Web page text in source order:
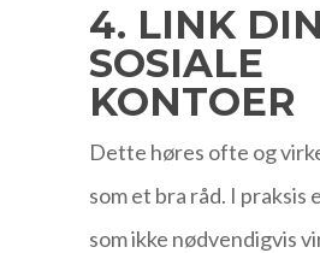
4. LINK
SOSIALE
KONTOER
Dette høres ofte og
som et bra råd. I praksis
som ikke nødvendigvis